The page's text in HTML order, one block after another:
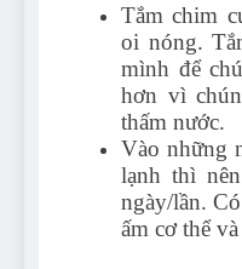
Tắm chim
oi nóng.
mình để
hơn vì
thấm nước.
Vào những
lạnh thì
ngày/lần.
ấm cơ thể